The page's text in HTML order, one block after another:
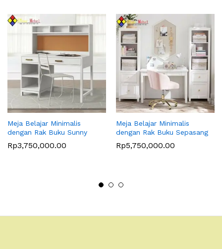
Meja Belajar Minimalis
dengan Rak Buku Sunny
Rp3,750,000.00
Meja Belajar Minimalis
dengan Rak Buku Sepasang
Rp5,750,000.00